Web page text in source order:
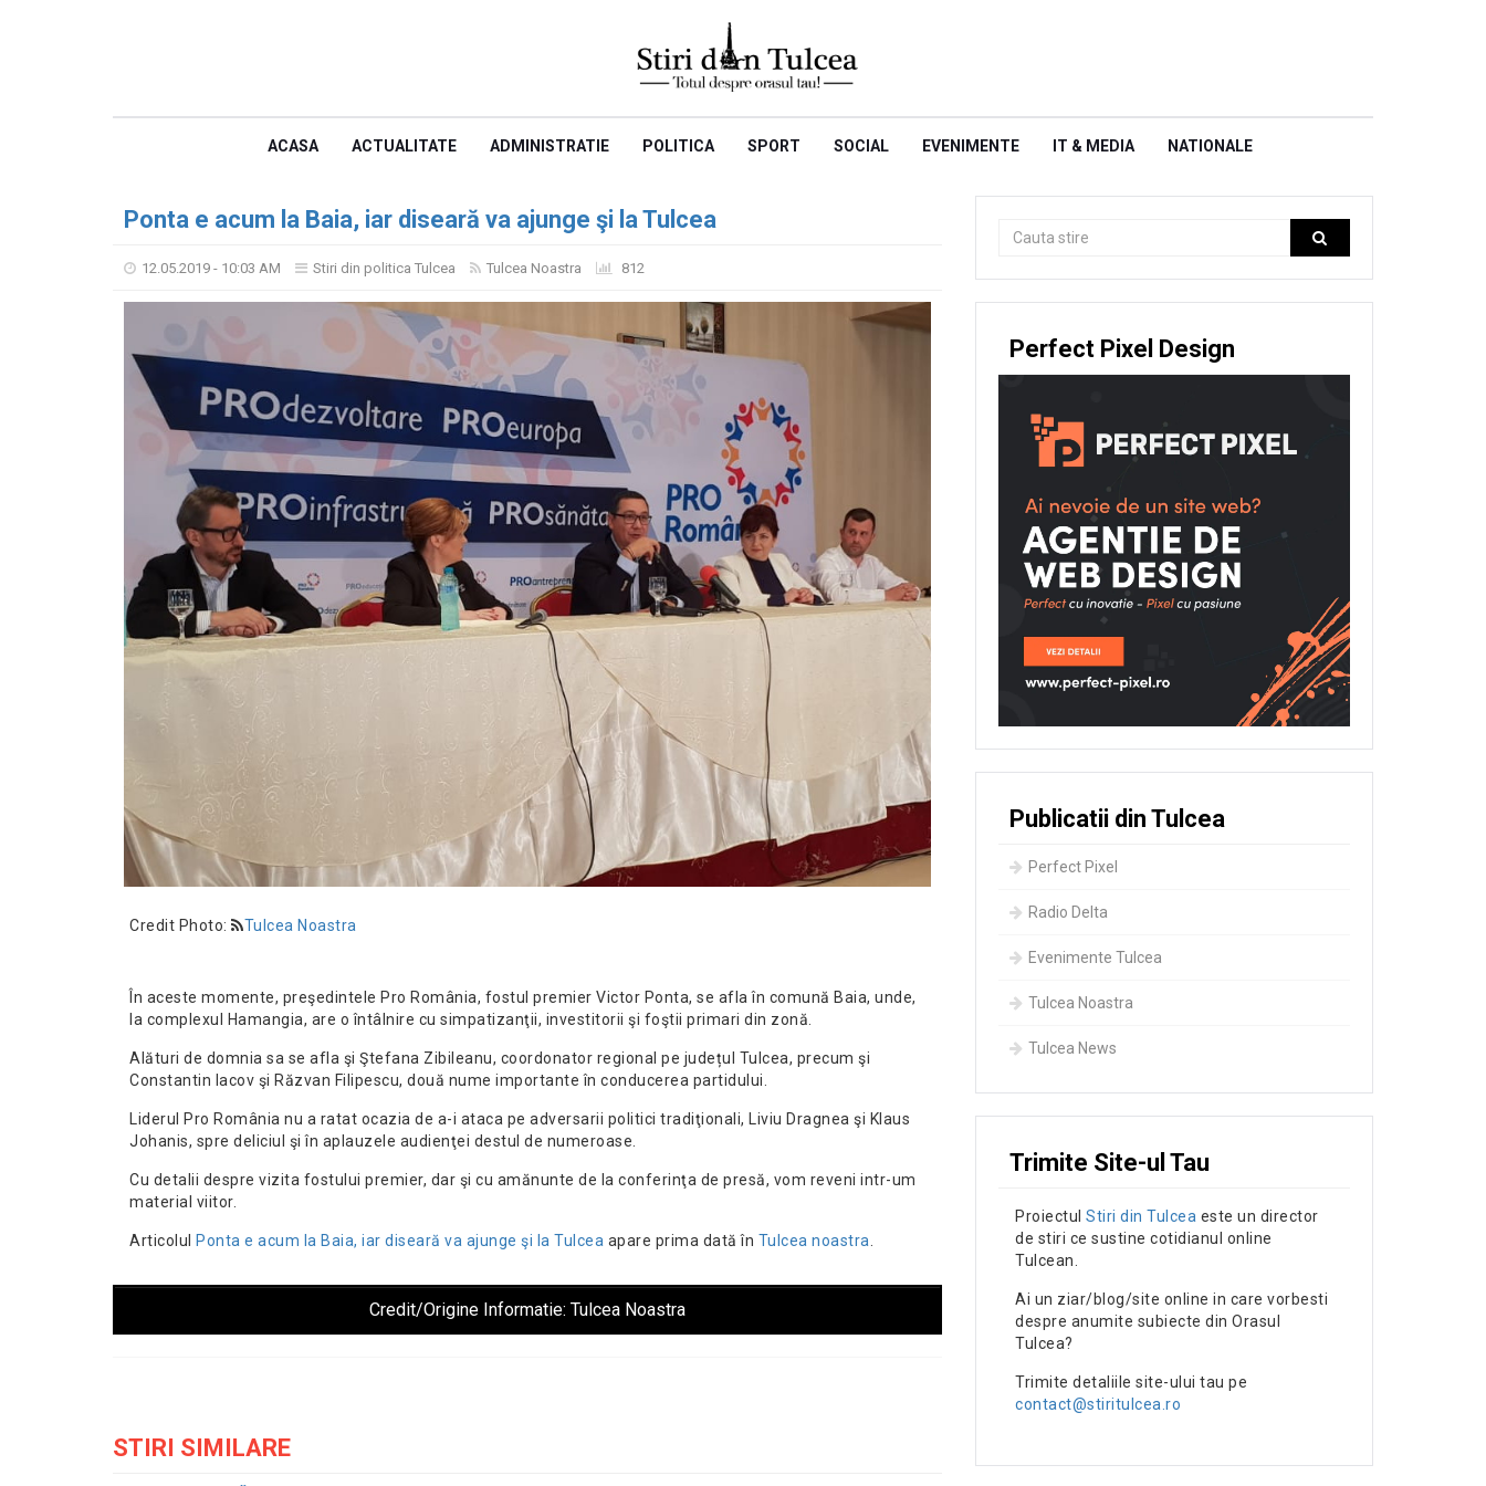
ACASA ACTUALITATE ADMINISTRATIE POLITICA SPORT SOCIAL EVENIMENTE IT & MEDIA NATIONALE
Ponta e acum la Baia, iar diseară va ajunge şi la Tulcea
12.05.2019 - 10:03 AM Stiri din politica Tulcea Tulcea Noastra 812
Credit Photo: Tulcea Noastra
În aceste momente, preşedintele Pro România, fostul premier Victor Ponta, se afla în comună Baia, unde,
la complexul Hamangia, are o întâlnire cu simpatizanţii, investitorii şi foştii primari din zonă.
Alături de domnia sa se afla şi Ştefana Zibileanu, coordonator regional pe județul Tulcea, precum şi
Constantin Iacov şi Răzvan Filipescu, două nume importante în conducerea partidului.
Liderul Pro România nu a ratat ocazia de a-i ataca pe adversarii politici tradiţionali, Liviu Dragnea şi Klaus
Johanis, spre deliciul şi în aplauzele audienţei destul de numeroase.
Cu detalii despre vizita fostului premier, dar şi cu amănunte de la conferinţa de presă, vom reveni intr-um
material viitor.
Articolul Ponta e acum la Baia, iar diseară va ajunge şi la Tulcea apare prima dată în Tulcea noastra
Credit/Origine Informatie: Tulcea Noastra
STIRI SIMILARE
Perfect Pixel Design
Publicatii din Tulcea
Perfect Pixel
Radio Delta
Evenimente Tulcea
Tulcea Noastra
Tulcea News
Trimite Site-ul Tau
Proiectul Stiri din Tulcea este un director
de stiri ce sustine cotidianul online
Tulcean.
Ai un ziar/blog/site online in care vorbesti
despre anumite subiecte din Orasul
Tulcea?
Trimite detaliile site-ului tau pe
contact@stiritulcea.ro